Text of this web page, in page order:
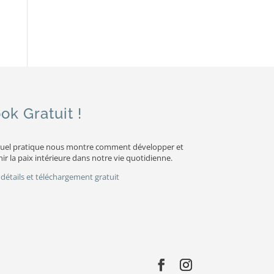
Gratuit !
pratique nous montre comment développer et
la paix intérieure dans notre vie quotidienne.
détails et téléchargement gratuit